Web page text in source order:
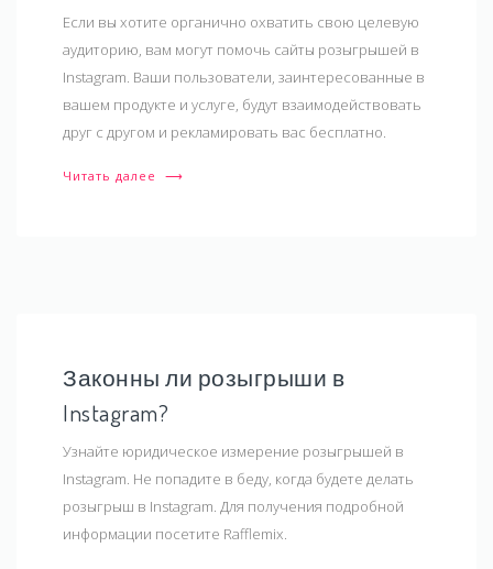
Если вы хотите органично охватить свою целевую
аудиторию, вам могут помочь сайты розыгрышей в
Instagram. Ваши пользователи, заинтересованные в
вашем продукте и услуге, будут взаимодействовать
друг с другом и рекламировать вас бесплатно.
Читать далее ⟶
Законны ли розыгрыши в
Instagram?
Узнайте юридическое измерение розыгрышей в
Instagram. Не попадите в беду, когда будете делать
розыгрыш в Instagram. Для получения подробной
информации посетите Rafflemix.